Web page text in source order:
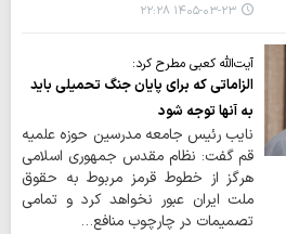
۱۴۰۵-۰۳-۲۳ ۲۲:۲۸
آیت‌الله کعبی مطرح کرد:
الزاماتی که برای پایان جنگ تحمیلی باید
به آنها توجه شود
نایب رئیس جامعه مدرسین حوزه علمیه
قم گفت: نظام مقدس جمهوری اسلامی
هرگز از خطوط قرمز مربوط به حقوق
ملت ایران عبور نخواهد کرد و تمامی
تصمیمات در چارچوب منافع…